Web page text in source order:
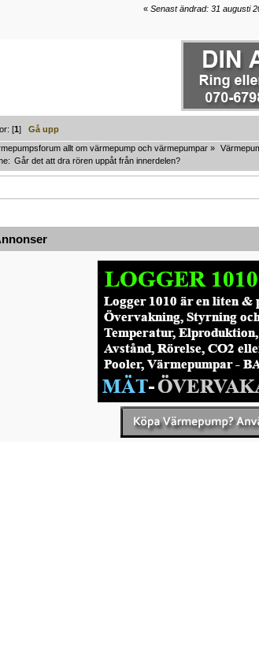
« Senast ändrad: 31 augusti
[1]Gå upp
allt om värmepump och värmepumpar »
Går det att dra rören uppåt från innerdelen?